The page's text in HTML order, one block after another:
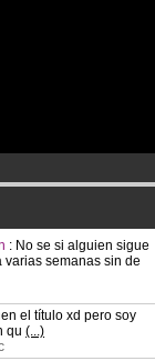
: No se si alguien sigue
semanas sin de
el título xd pero soy
qu(...)